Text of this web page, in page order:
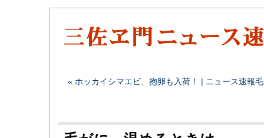
« ホッカイシマエビ、抱卵も入荷！ | ニュース速報